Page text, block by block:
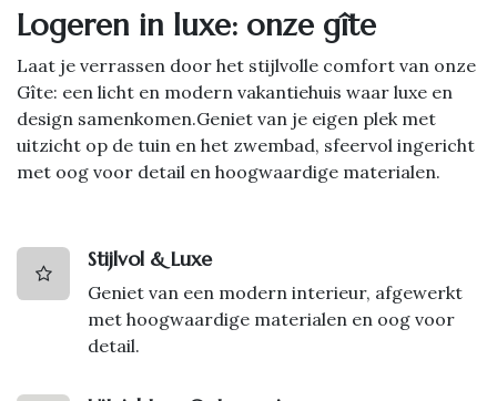
Logeren in luxe: onze gîte
Laat je verrassen door het stijlvolle comfort van onze
Gîte: een licht en modern vakantiehuis waar luxe en
design samenkomen.Geniet van je eigen plek met
uitzicht op de tuin en het zwembad, sfeervol ingericht
met oog voor detail en hoogwaardige materialen.
Stijlvol & Luxe
Geniet van een modern interieur, afgewerkt
met hoogwaardige materialen en oog voor
detail.